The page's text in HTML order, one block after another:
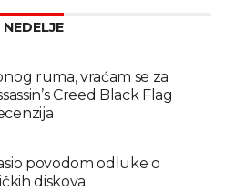
ruma, vraćam se za
Creed Black Flag
povodom odluke o
diskova